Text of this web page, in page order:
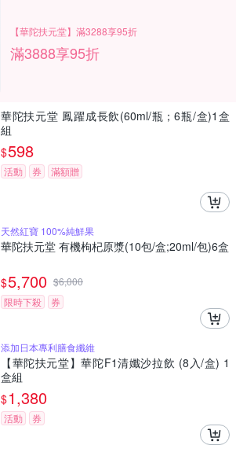
【華陀扶元堂】滿3288享95折
滿3888享95折
華陀扶元堂 鳳躍成長飲(60ml/瓶；6瓶/盒)1盒
組
$598
活動 券 滿額贈
天然紅寶 100%純鮮果
華陀扶元堂 有機枸杞原漿(10包/盒;20ml/包)6盒
$5,700 $6,000
限時下殺
券
添加日本專利膳食纖維
【華陀扶元堂】華陀F1清孅沙拉飲 (8入/盒) 1
盒組
$1,380
活動 券